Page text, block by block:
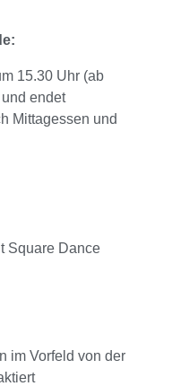
15.30 Uhr (ab
endet
Mittagessen und
Square Dance
im Vorfeld von der